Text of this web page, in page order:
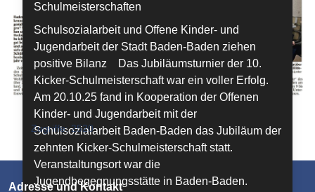
Schulmeisterschaften
Schulsozialarbeit und Offene Kinder- und
Jugendarbeit der Stadt Baden-Baden ziehen
positive Bilanz Das Jubiläumsturnier der 10.
Kicker-Schulmeisterschaft war ein voller Erfolg.
Am 20.10.25 fand in Kooperation der Offenen
Kinder- und Jugendarbeit mit der
Schulsozialarbeit Baden-Baden das Jubiläum der
zehnten Kicker-Schulmeisterschaft statt.
Veranstaltungsort war die
Jugendbegegnungsstätte in Baden-Baden.
Zugriffe: 2520
Adresse und Kontakt